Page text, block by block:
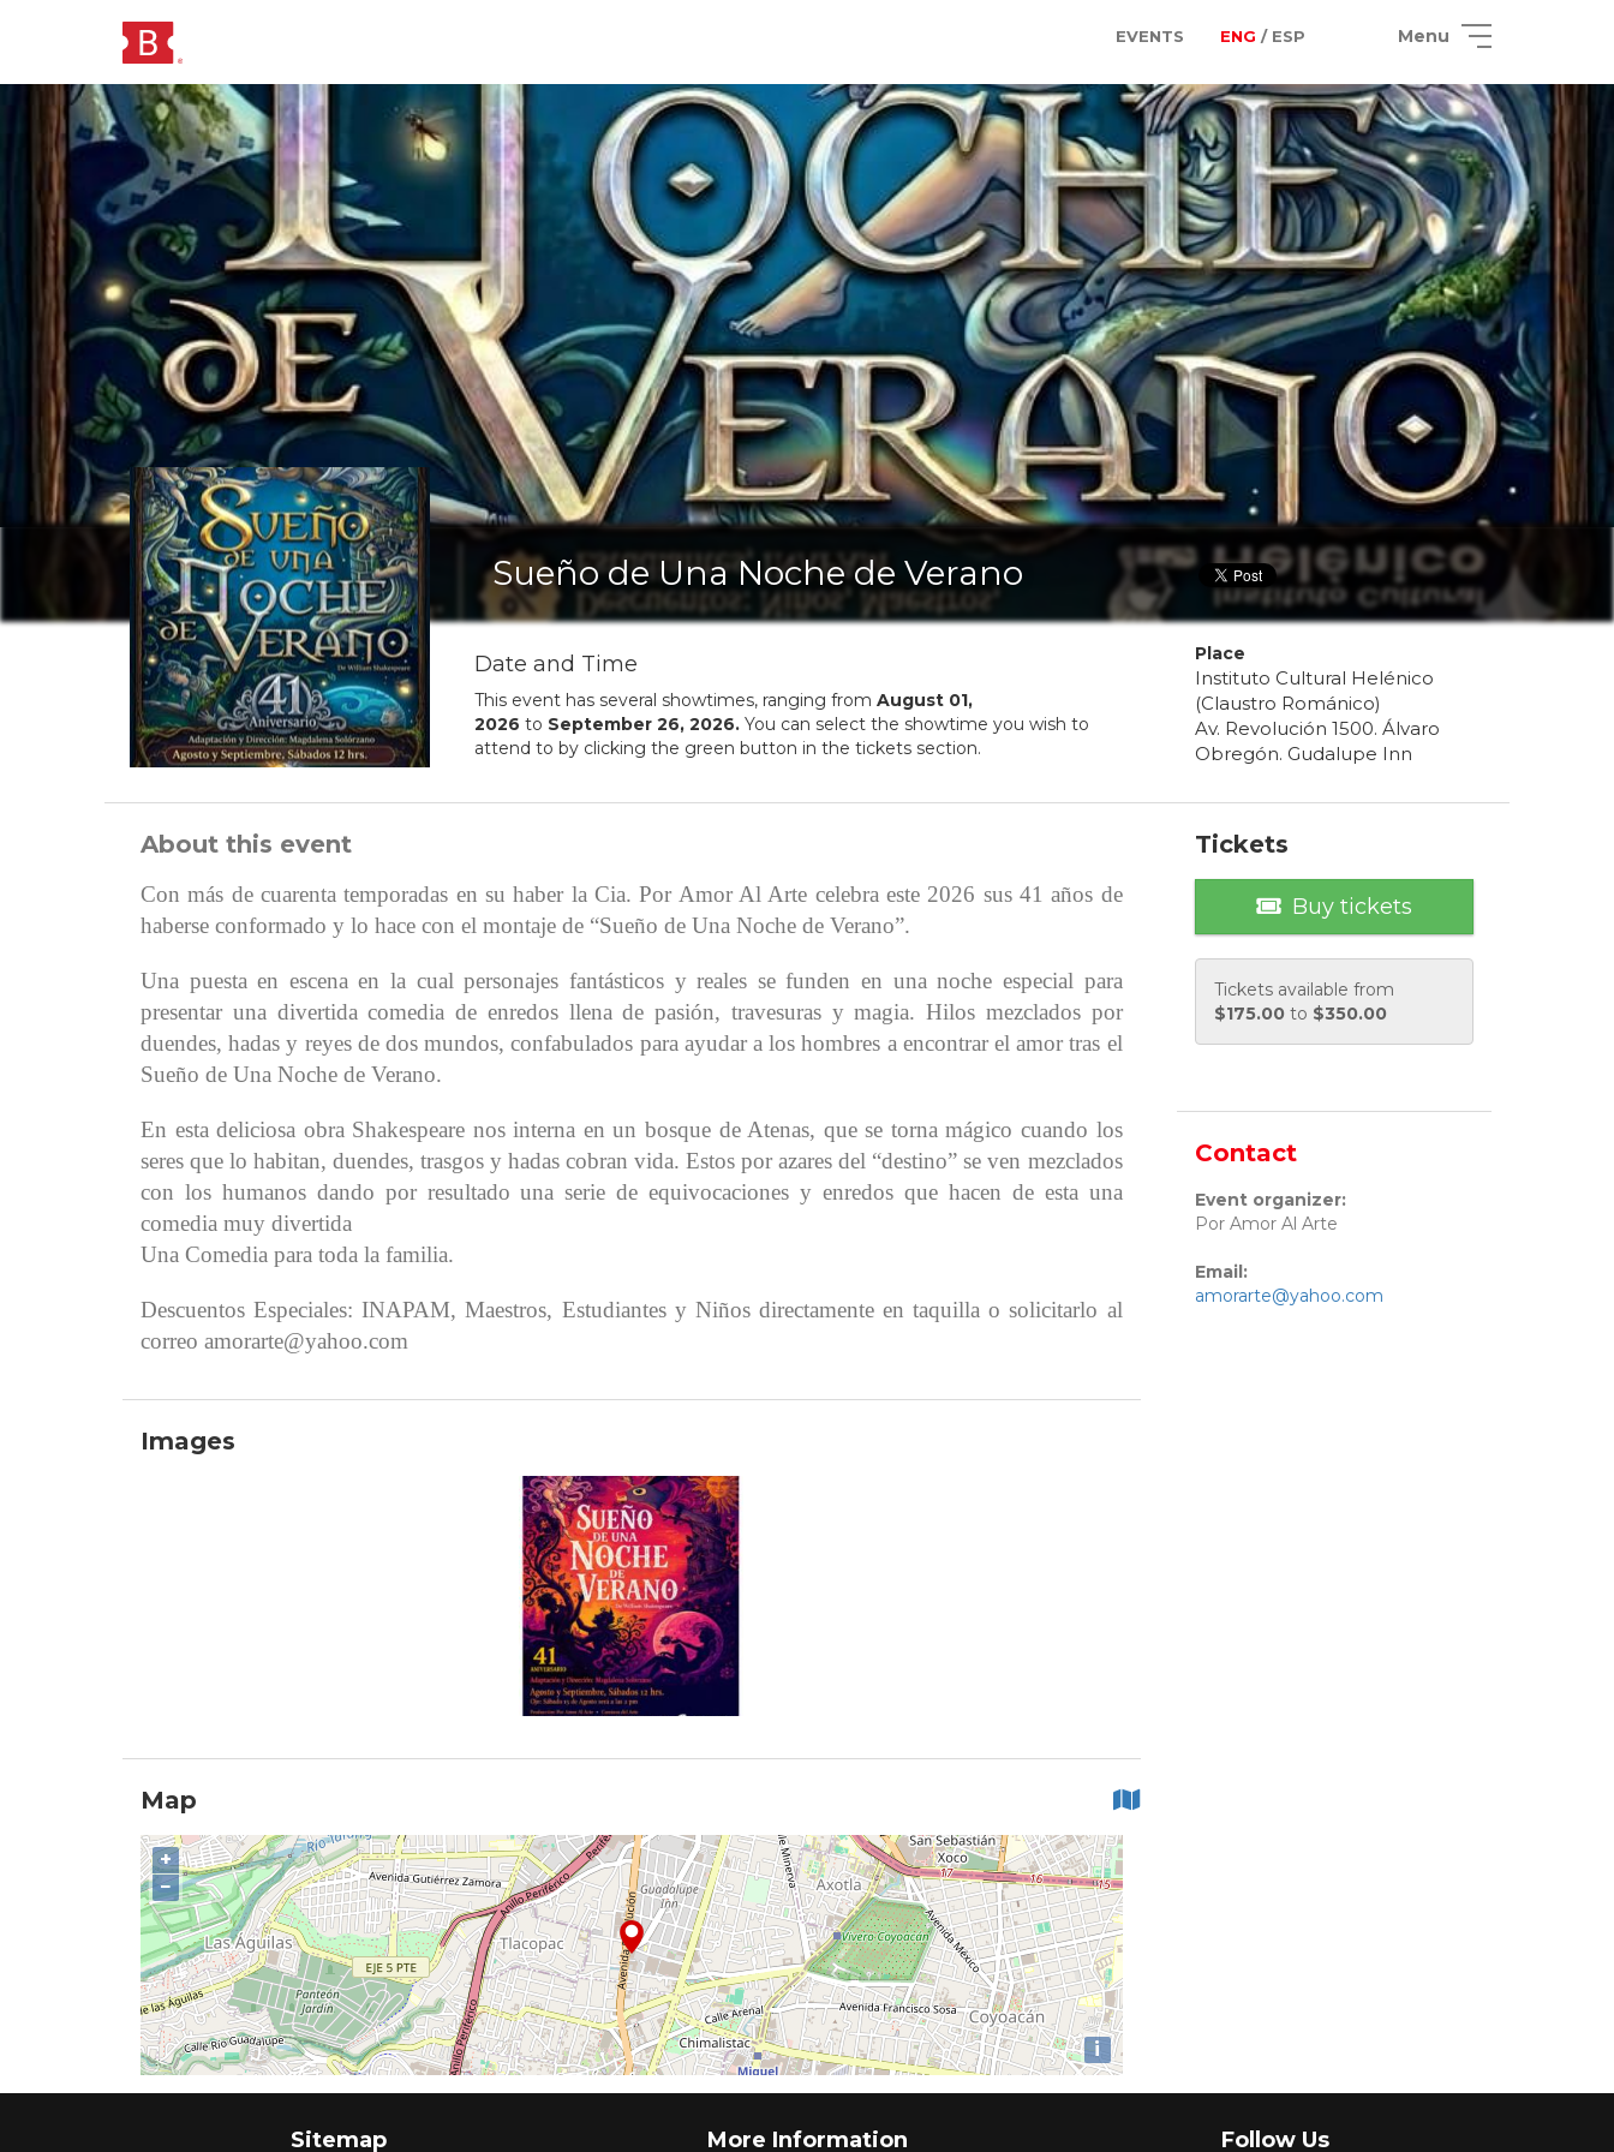
EVENTS ENG / ESP Menu
Sueño de Una Noche de Verano
Date and Time
This event has several showtimes, ranging from August 01,
2026 to September 26, 2026.You can select the showtime you wish to
attend to by clicking the green button in the tickets section.
Place
Instituto Cultural Helénico
(Claustro Románico)
Av. Revolución 1500. Álvaro
Obregón. Gudalupe Inn
About this event
Conmás de cuarenta temporadas en su haber la Cia. Por Amor Al Arte celebra este 2026 sus 41 años de
haberse conformado y lo hace con el montaje de “Sueño de Una Noche de Verano”.
Una puesta en escena en la cual personajes fantásticos y reales se funden en una noche especial para
presentar una divertida comedia de enredos llena de pasión, travesuras y magia. Hilos mezclados por
duendes, hadas y reyes de dos mundos, confabulados para ayudar a los hombres a encontrar el amor tras el
Sueño de Una Noche de Verano.
En esta deliciosa obra Shakespeare nos interna en un bosque de Atenas, que se torna mágico cuando los
seres que lo habitan, duendes, trasgos y hadas cobran vida. Estos por azares del “destino” se ven mezclados
con los humanos dando por resultado una serie de equivocaciones y enredos que hacen de esta una
comedia muy divertida
Una Comedia para toda la familia.
Descuentos Especiales: INAPAM, Maestros, Estudiantes y Niños directamente en taquilla o solicitarlo al
correo amorarte@yahoo.com
Images
Map
+
−
i
Tickets
Buy tickets
Tickets available from
$175.00to $350.00
Contact
Event organizer:
Por Amor Al Arte
Email:
amorarte@yahoo.com
Sitemap More Information Follow Us